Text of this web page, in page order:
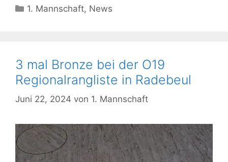
Kategorien
1. Mannschaft, News
3 mal Bronze bei der O19
Regionalrangliste in Radebeul
Juni 22, 2024 von 1. Mannschaft